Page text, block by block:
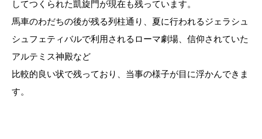
してつくられた凱旋門が現在も残っています。
馬車のわだちの後が残る列柱通り、夏に行われるジェラシュ
シュフェティバルで利用されるローマ劇場、信仰されていた
アルテミス神殿など
比較的良い状で残っており、当事の様子が目に浮かんできま
す。